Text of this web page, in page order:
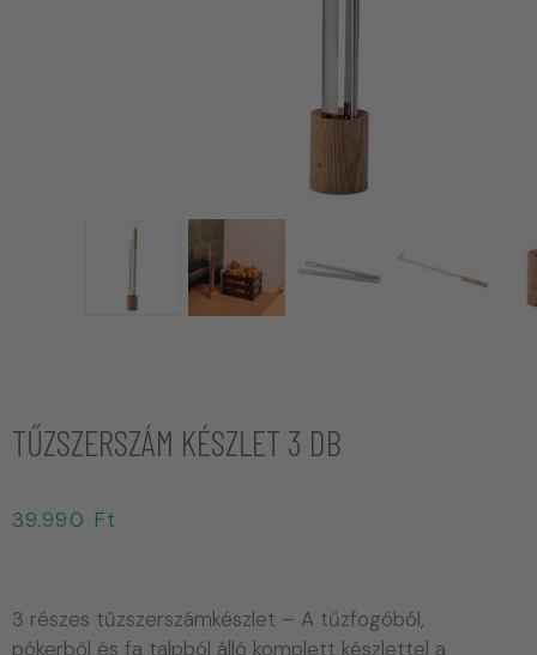
TŰZSZERSZÁM KÉSZLET 3 DB
39.990 Ft
3 részes tűzszerszámkészlet – A tűzfogóból,
pókerből és fa talpból álló komplett készlettel a